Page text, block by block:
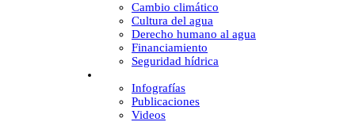
Cambio climático
Cultura del agua
Derecho humano al agua
Financiamiento
Seguridad hídrica
Infografías
Publicaciones
Videos